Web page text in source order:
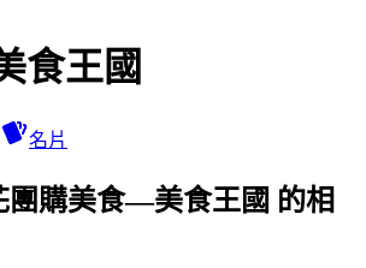
食王國
名片
團購美食—美食王國 的相